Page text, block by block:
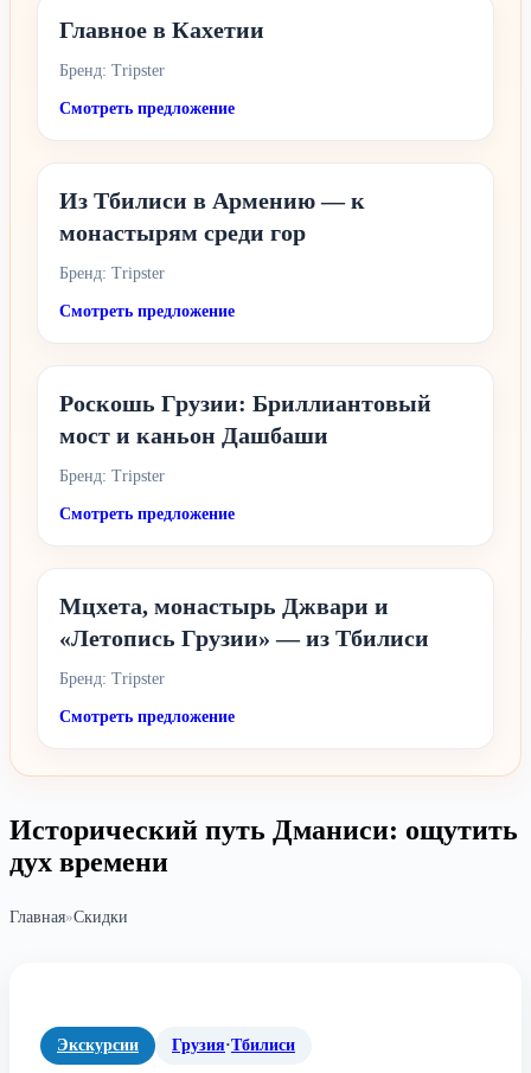
Главное в Кахетии
Бренд: Tripster
Смотреть предложение
Из Тбилиси в Армению — к
монастырям среди гор
Бренд: Tripster
Смотреть предложение
Роскошь Грузии: Бриллиантовый
мост и каньон Дашбаши
Бренд: Tripster
Смотреть предложение
Мцхета, монастырь Джвари и
«Летопись Грузии» — из Тбилиси
Бренд: Tripster
Смотреть предложение
Исторический путь Дманиси: ощутить
дух времени
Главная»Скидки
Экскурсии Грузия·Тбилиси